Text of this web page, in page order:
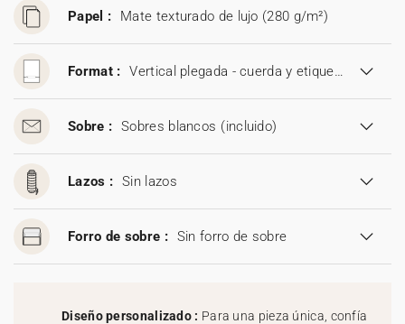
Papel : Mate texturado de lujo (280 g/m²)
Format : Vertical plegada - cuerda y etiqueta (11,5 x 17,5 cm)
Sobre : Sobres blancos (incluido)
Lazos : Sin lazos
Forro de sobre : Sin forro de sobre
Diseño personalizado : Para una pieza única, confía